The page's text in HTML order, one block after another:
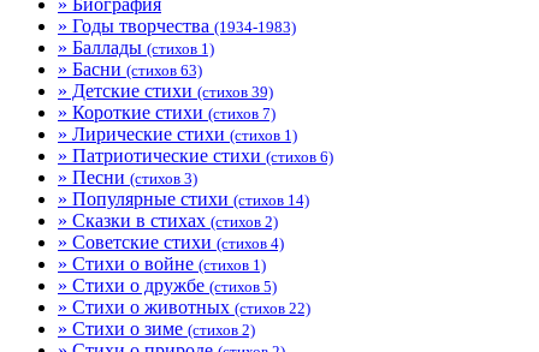
» Биография
» Годы творчества (1934-1983)
» Баллады (стихов 1)
» Басни (стихов 63)
» Детские стихи (стихов 39)
» Короткие стихи (стихов 7)
» Лирические стихи (стихов 1)
» Патриотические стихи (стихов 6)
» Песни (стихов 3)
» Популярные стихи (стихов 14)
» Сказки в стихах (стихов 2)
» Советские стихи (стихов 4)
» Стихи о войне (стихов 1)
» Стихи о дружбе (стихов 5)
» Стихи о животных (стихов 22)
» Стихи о зиме (стихов 2)